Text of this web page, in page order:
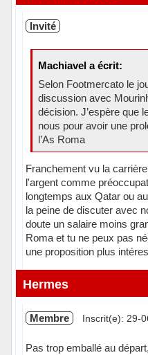
Invité
Machiavel a écrit:
Selon Footmercato le
discussion avec
décision. J’espère que
nous pour avoir une
l’As Roma
Franchement vu la
l'argent comme
longtemps aux Qatar ou
la peine de discuter avec
doute un salaire moins
Roma et tu ne peux pas
une proposition plus
Hermes
Membre Inscrit(e): 29-
Pas trop emballé au